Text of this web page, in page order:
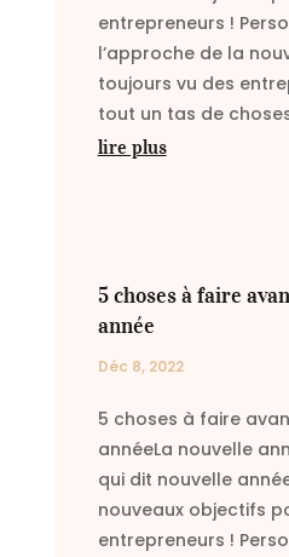
entrepreneurs !
l’approche de la
toujours vu des
tout un tas de
lire plus
5 choses à faire
année
Déc 8, 2022
5 choses à faire
annéeLa nouvelle
qui dit nouvelle
nouveaux objectifs
entrepreneurs !